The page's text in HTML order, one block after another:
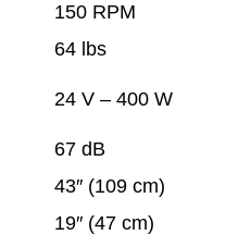
150 RPM
64 lbs
24 V – 400 W
67 dB
43″ (109 cm)
19″ (47 cm)